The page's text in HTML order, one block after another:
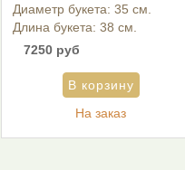
Диаметр букета: 35 см.
Длина букета: 38 см.
7250 руб
На заказ